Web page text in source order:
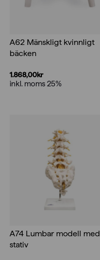
A62 Mänskligt kvinnligt
bäcken
1.868,00kr
inkl. moms 25%
A74 Lumbar modell med
stativ